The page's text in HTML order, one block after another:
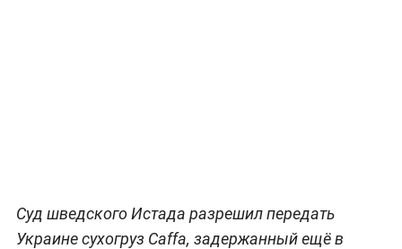
Суд шведского Истада разрешил передать
Украине сухогруз Caffa, задержанный ещё в